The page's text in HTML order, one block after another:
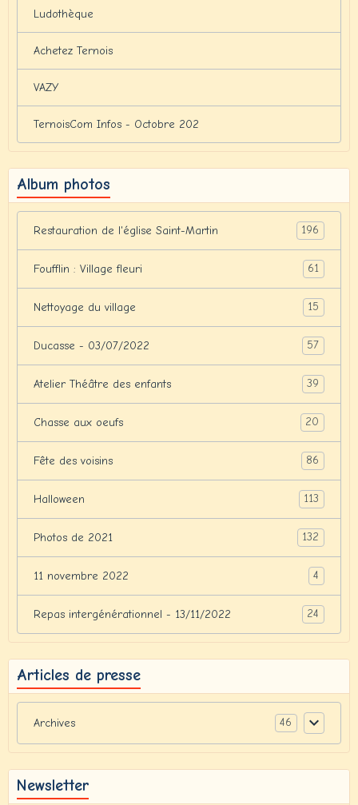
Ludothèque
Achetez Ternois
VAZY
TernoisCom Infos - Octobre 202
Album photos
Restauration de l'église Saint-Martin 196
Foufflin : Village fleuri 61
Nettoyage du village 15
Ducasse - 03/07/2022 57
Atelier Théâtre des enfants 39
Chasse aux oeufs 20
Fête des voisins 86
Halloween 113
Photos de 2021 132
11 novembre 2022 4
Repas intergénérationnel - 13/11/2022 24
Articles de presse
Archives 46
Newsletter